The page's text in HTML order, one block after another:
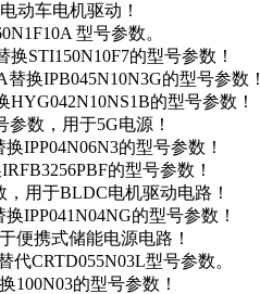
动车电机驱动！
型号参数。
STI150N10F7的型号参数！
换IPB045N10N3G的型号参数！
的型号参数！
参数，用于5G电源！
IPP04N06N3的型号参数！
的型号参数！
，用于BLDC电机驱动电路！
IPP041N04NG的型号参数！
便携式储能电源电路！
代CRTD055N03L型号参数。
100N03的型号参数！